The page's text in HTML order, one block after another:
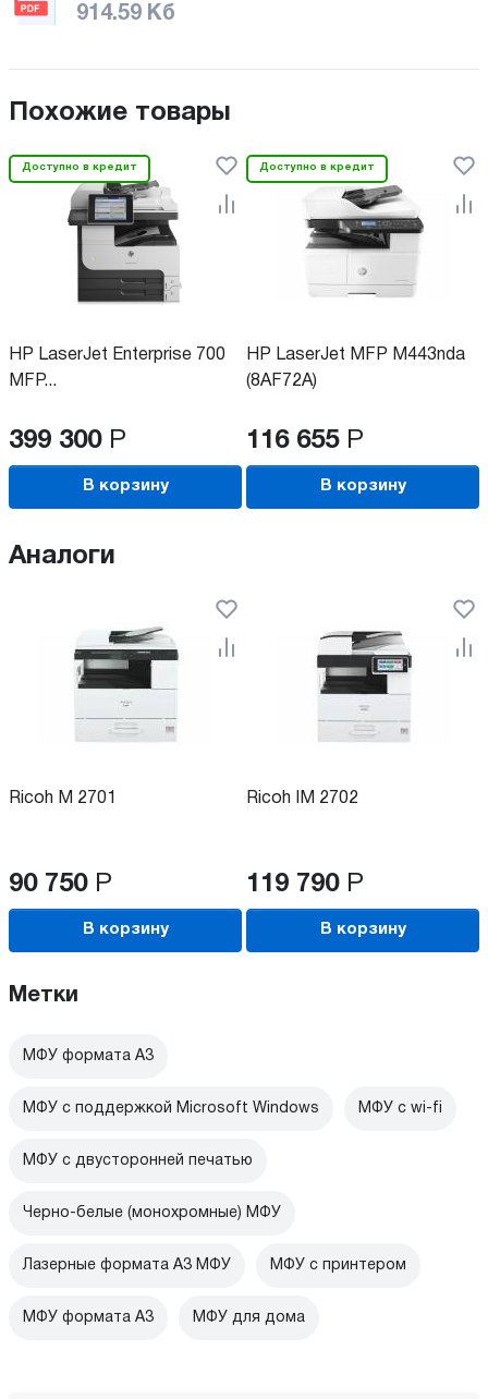
914.59 Кб
Похожие товары
Доступно в кредит
HP LaserJet Enterprise 700
MFP...
399 300 Р
В корзину
Доступно в кредит
HP LaserJet MFP M443nda
(8AF72A)
116 655 Р
В корзину
Аналоги
Ricoh M 2701
90 750 Р
В корзину
Ricoh IM 2702
119 790 Р
В корзину
Метки
МФУ формата А3
МФУ с поддержкой Microsoft Windows МФУ c wi-fi
МФУ с двусторонней печатью
Черно-белые (монохромные) МФУ
Лазерные формата А3 МФУ МФУ с принтером
МФУ формата A3 МФУ для дома